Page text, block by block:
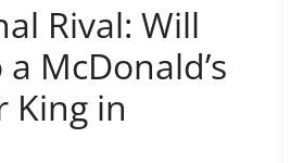
Rival: Will
McDonald’s
King in